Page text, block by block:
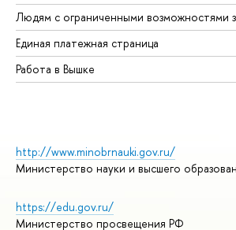
Людям с ограниченными возможностями
Единая платежная страница
Работа в Вышке
http://www.minobrnauki.gov.ru/
Министерство науки и высшего
https://edu.gov.ru/
Министерство просвещения РФ